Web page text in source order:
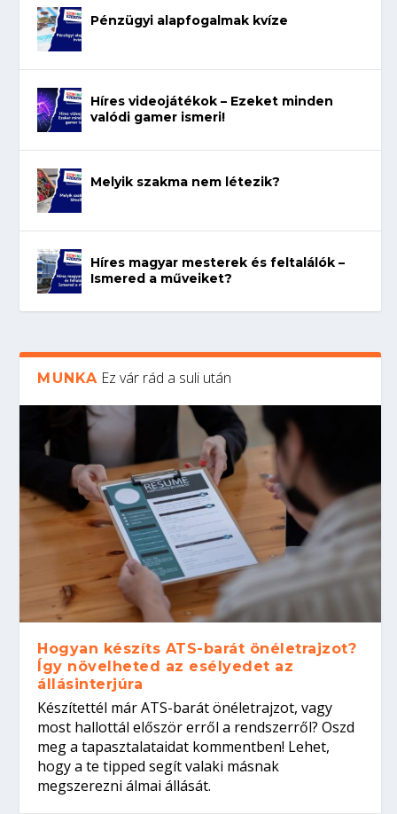
Pénzügyi alapfogalmak kvíze
Híres videojátékok – Ezeket minden
valódi gamer ismeri!
Melyik szakma nem létezik?
Híres magyar mesterek és feltalálók –
Ismered a műveiket?
MUNKA Ez vár rád a suli után
Hogyan készíts ATS-barát önéletrajzot?
Így növelheted az esélyedet az
állásinterjúra
Készítettél már ATS-barát önéletrajzot, vagy
most hallottál először erről a rendszerről? Oszd
meg a tapasztalataidat kommentben! Lehet,
hogy a te tipped segít valaki másnak
megszerezni álmai állását.